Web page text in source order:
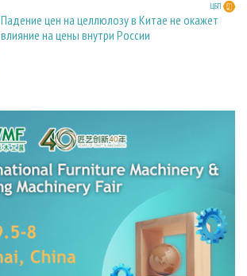
ЦБП
Падение цен на целлюлозу в Китае не окажет
влияние на цены внутри России